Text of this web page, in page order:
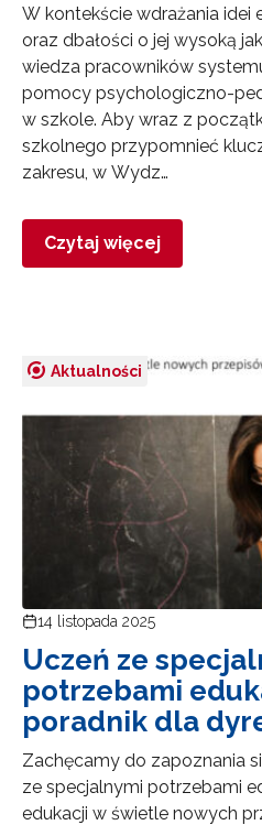
W kontekście wdrażania idei
oraz dbałości o jej wysoką
wiedza pracowników
pomocy psychologiczno-
w szkole. Aby wraz z
szkolnego przypomnieć
zakresu, w Wydz…
Czytaj więcej
Aktualności
14 listopada 2025
Uczeń ze
potrzebami
poradnik dla
Zachęcamy do zapoznania
ze specjalnymi potrzebami
edukacji w świetle nowych